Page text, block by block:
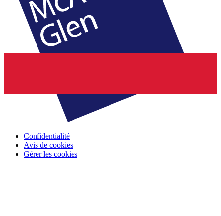
Confidentialité
Avis de cookies
Gérer les cookies